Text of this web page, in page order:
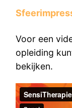
Voor een
opleiding
bekijken.